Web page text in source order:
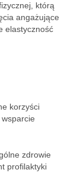
którą
angażujące
elastyczność
korzyści
zdrowie
profilaktyki